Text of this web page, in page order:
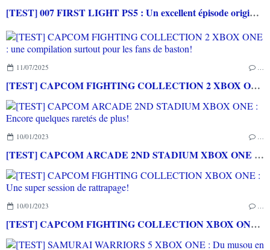
[TEST] 007 FIRST LIGHT PS5 : Un excellent épisode original de James Bond avec le savoir-faire de IO INTERACTIVE
11/07/2025
[TEST] CAPCOM FIGHTING COLLECTION 2 XBOX ONE : une compilation surtout pour les fans de baston!
10/01/2023
[TEST] CAPCOM ARCADE 2ND STADIUM XBOX ONE : Encore quelques raretés de plus!
10/01/2023
[TEST] CAPCOM FIGHTING COLLECTION XBOX ONE : Une super session de rattrapage!